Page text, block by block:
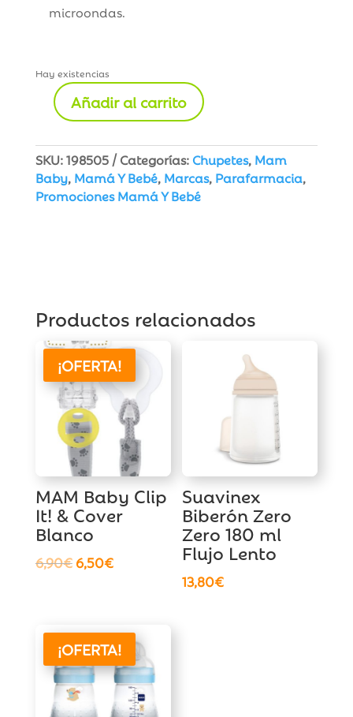
microondas.
Hay existencias
MAM
Chupete
Original
Night
0+m
Añadir al carrito
SKU:198505 Categorías:Chupetes, Mam
Baby, Mamá Y Bebé, Marcas, Parafarmacia,
Promociones Mamá Y Bebé
Productos relacionados
¡OFERTA!
MAM Baby Clip
It! & Cover
Blanco
6,90€ El
6,90€.
6,50€El
6,50€.
Suavinex
Biberón Zero
Zero 180 ml
Flujo Lento
13,80€
¡OFERTA!